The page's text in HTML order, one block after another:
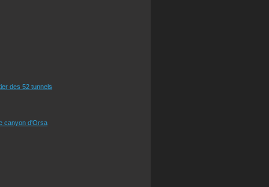
des 52 tunnels
canyon d'Orsa